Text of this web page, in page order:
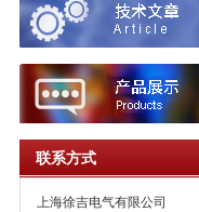
联系方式
上海徐吉电气有限公司